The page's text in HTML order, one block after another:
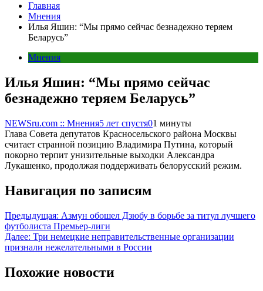
Главная
Мнения
Илья Яшин: “Мы прямо сейчас безнадежно теряем
Беларусь”
Мнения
Илья Яшин: “Мы прямо сейчас
безнадежно теряем Беларусь”
NEWSru.com :: Мнения5 лет спустя01 минуты
Глава Совета депутатов Красносельского района Москвы
считает странной позицию Владимира Путина, который
покорно терпит унизительные выходки Александра
Лукашенко, продолжая поддерживать белорусский режим.
Навигация по записям
Предыдущая: Азмун обошел Дзюбу в борьбе за титул лучшего
футболиста Премьер-лиги
Далее: Три немецкие неправительственные организации
признали нежелательными в России
Похожие новости